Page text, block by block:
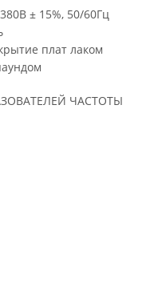
± 15%, 50/60Гц
плат лаком
ЧАСТОТЫ